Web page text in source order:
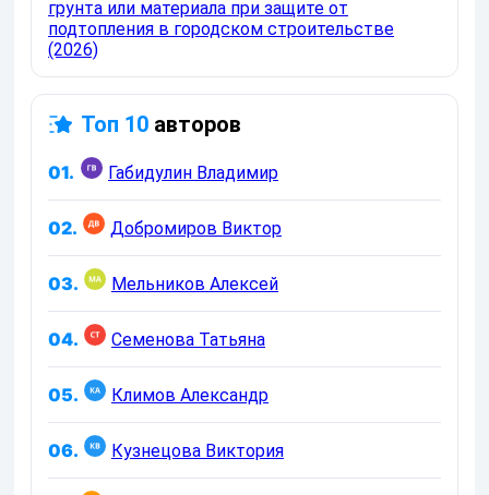
грунта или материала при защите от
подтопления в городском строительстве
(2026)
Топ 10 авторов
01. Габидулин Владимир
02. Добромиров Виктор
03. Мельников Алексей
04. Семенова Татьяна
05. Климов Александр
06. Кузнецова Виктория